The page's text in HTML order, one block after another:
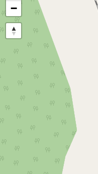
−